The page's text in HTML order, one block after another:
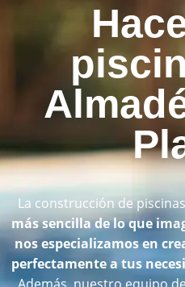
La construcción de
más sencilla de lo que
nos especializamos en
perfectamente a tus